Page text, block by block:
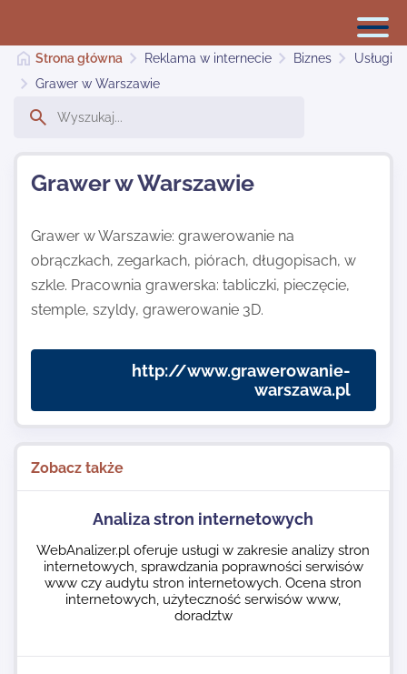
Najnowsze
Kontakt
Strona główna Reklama w internecie Biznes
Usługi
Grawer w Warszawie
Grawer w Warszawie
Grawer w Warszawie: grawerowanie na
obrączkach, zegarkach, piórach, długopisach, w
szkle. Pracownia grawerska: tabliczki, pieczęcie,
stemple, szyldy, grawerowanie 3D.
http://www.grawerowanie-
warszawa.pl
Zobacz także
Analiza stron internetowych
WebAnalizer.pl oferuje usługi w zakresie analizy stron
internetowych, sprawdzania poprawności serwisów
www czy audytu stron internetowych. Ocena stron
internetowych, użyteczność serwisów www,
doradztw